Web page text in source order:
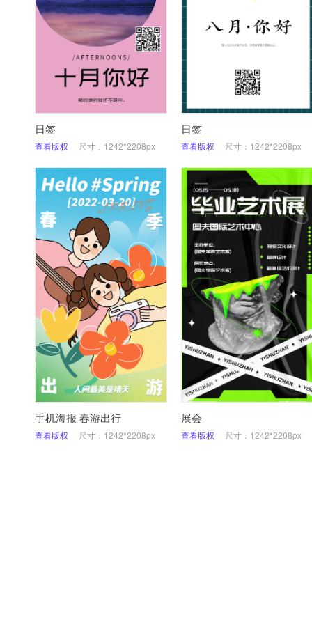
日签
查看版权 尺寸：1242*2208px
日签
查看版权 尺寸：1242*2208px
手机海报 春游出行
查看版权 尺寸：1242*2208px
展会
查看版权 尺寸：1242*2208px